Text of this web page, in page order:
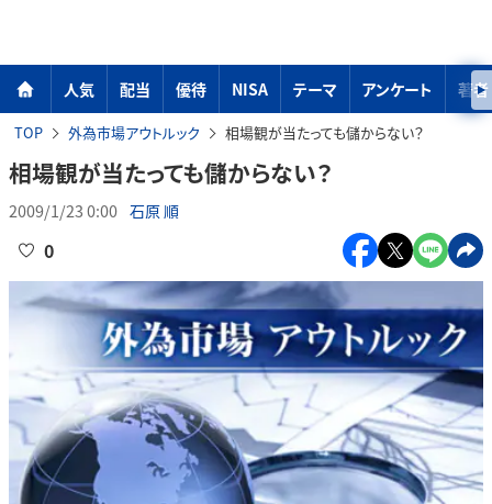
人気 配当 優待 NISA テーマ アンケート 著者
TOP 外為市場アウトルック 相場観が当たっても儲からない？
相場観が当たっても儲からない？
2009/1/23 0:00 石原 順
0